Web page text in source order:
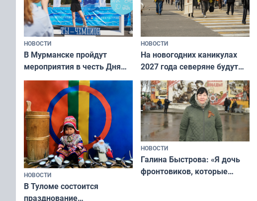
НОВОСТИ
В Мурманске пройдут
мероприятия в честь Дня
физкультурника
НОВОСТИ
На новогодних каникулах
2027 года северяне будут
отдыхать 11 дней
НОВОСТИ
В Туломе состоится
празднование
НОВОСТИ
Галина Быстрова: «Я дочь
фронтовиков, которые